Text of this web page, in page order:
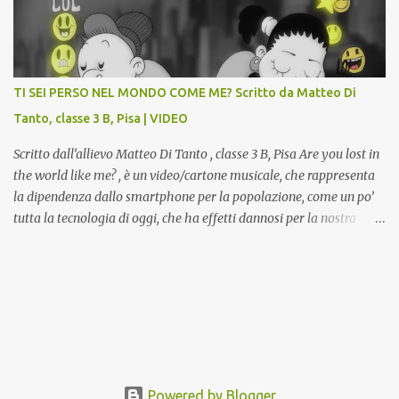
potranno studiare e riscoprire: i Gessi storici dell’ex-Istituto d’Arte,
attualmente musealizzati nella Gipsoteca della Biblioteca
Comunale "Peppino Impastato" di Cascina. Quadri, disegni,
progetti di arredamento e di mobili, intarsi ed intagli lignei
da allievi e studenti dell’Istituto d’Arte durante il...
TI SEI PERSO NEL MONDO COME ME? Scritto da Matteo Di
Tanto, classe 3 B, Pisa | VIDEO
Scritto dall’allievo Matteo Di Tanto , classe 3 B, Pisa Are you lost in
the world like me? , è un video/cartone musicale, che rappresenta
la dipendenza dallo smartphone per la popolazione, come un po’
tutta la tecnologia di oggi, che ha effetti dannosi per la nostra
valori umani, fatti di rapporti sociali, come amicizia, amore,
Powered by Blogger